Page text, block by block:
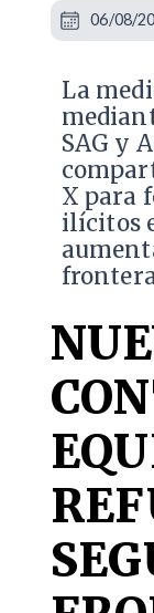
La
SAG y
X para
ilícitos
06/08/